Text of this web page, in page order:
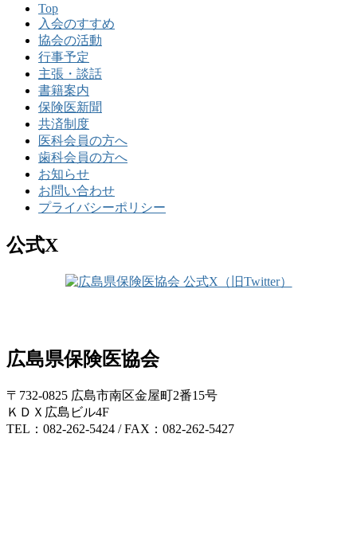
Top
入会のすすめ
協会の活動
行事予定
主張・談話
書籍案内
保険医新聞
共済制度
医科会員の方へ
歯科会員の方へ
お知らせ
お問い合わせ
プライバシーポリシー
公式X
広島県保険医協会
〒732-0825 広島市南区金屋町2番15号
ＫＤＸ広島ビル4F
TEL：082-262-5424 / FAX：082-262-5427